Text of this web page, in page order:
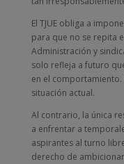
El TJUE obliga a
para que no se repita
Administración y
solo refleja a futuro
en el comportamiento.
situación actual.
Al contrario, la única
a enfrentar a
aspirantes al turno
derecho de